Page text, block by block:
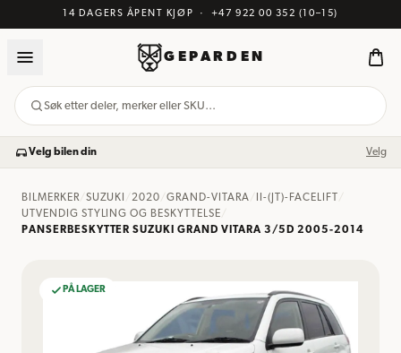
14 DAGERS ÅPENT KJØP · +47 922 00 352 (10–15)
GEPARDEN
Søk etter deler, merker eller SKU…
Velg bilen din Velg
BILMERKER/ SUZUKI /2020 /GRAND-VITARA II-(JT)-FACELIFT
UTVENDIG STYLING OG BESKYTTELSE
PANSERBESKYTTER SUZUKI GRAND VITARA 3/5D 2005-2014
PÅ LAGER